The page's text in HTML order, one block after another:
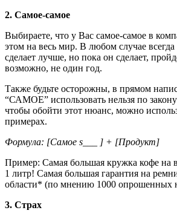
2. Самое-самое
Выбираете, что у Вас самое-самое в
этом на весь мир. В любом случае всегда
сделает лучше, но пока он сделает,
возможно, не один год.
Также будьте осторожны, в прямом
“САМОЕ” использовать нельзя по
чтобы обойти этот нюанс, можно
примерах.
Формула: [Самое s___ ] + [Продукт]
Пример: Самая большая кружка кофе на
1 литр! Самая большая гарантия на
области* (по мнению 1000 опрошенных
3. Страх